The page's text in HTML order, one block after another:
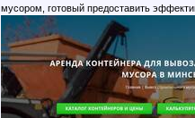
мусором, готовый предоставить